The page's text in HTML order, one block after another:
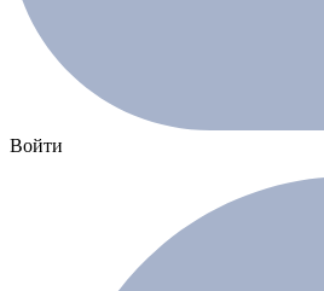
Войти